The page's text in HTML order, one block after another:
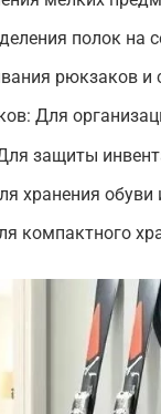
полок на
рюкзаков и
Для
защиты
хранения обуви
компактного